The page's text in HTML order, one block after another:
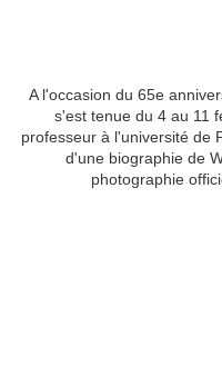
A l'occasion du 65e
s'est tenue du 4 au 11
professeur à l'université de
d'une biographie de
photographie